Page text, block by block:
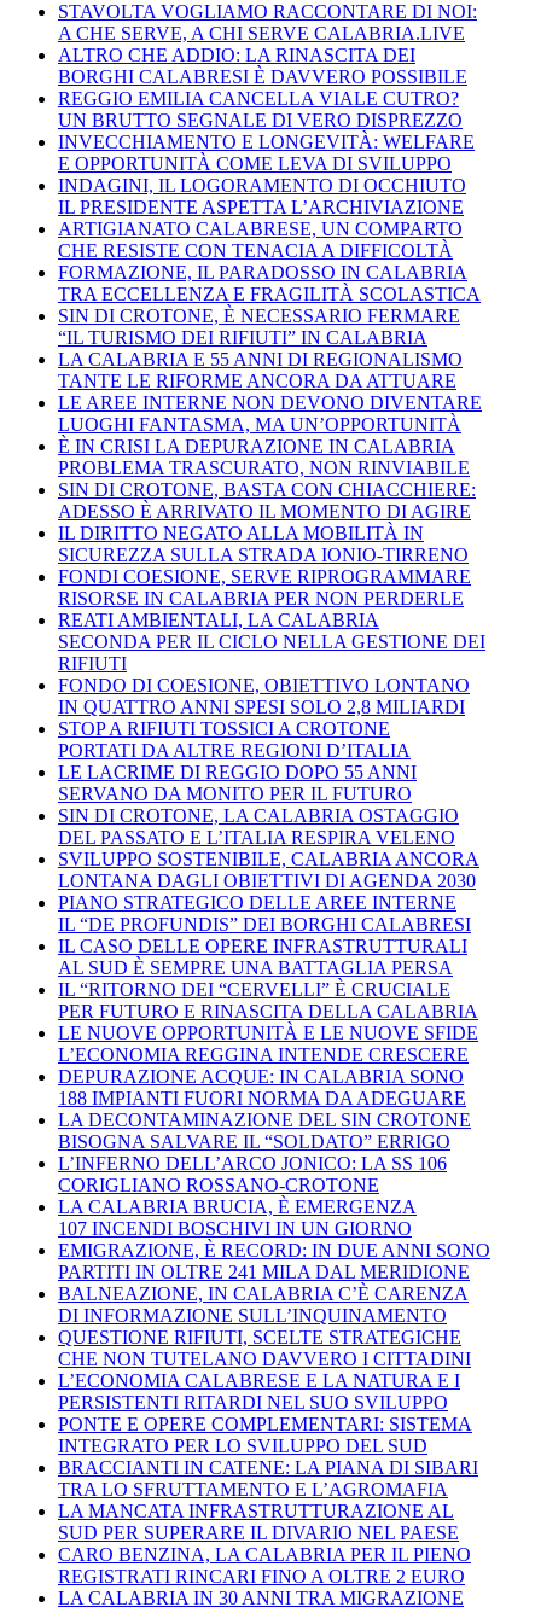
STAVOLTA VOGLIAMO RACCONTARE DI NOI:
A CHE SERVE, A CHI SERVE CALABRIA.LIVE
ALTRO CHE ADDIO: LA RINASCITA DEI
BORGHI CALABRESI È DAVVERO POSSIBILE
REGGIO EMILIA CANCELLA VIALE CUTRO?
UN BRUTTO SEGNALE DI VERO DISPREZZO
INVECCHIAMENTO E LONGEVITÀ: WELFARE
E OPPORTUNITÀ COME LEVA DI SVILUPPO
INDAGINI, IL LOGORAMENTO DI OCCHIUTO
IL PRESIDENTE ASPETTA L’ARCHIVIAZIONE
ARTIGIANATO CALABRESE, UN COMPARTO
CHE RESISTE CON TENACIA A DIFFICOLTÀ
FORMAZIONE, IL PARADOSSO IN CALABRIA
TRA ECCELLENZA E FRAGILITÀ SCOLASTICA
SIN DI CROTONE, È NECESSARIO FERMARE
“IL TURISMO DEI RIFIUTI” IN CALABRIA
LA CALABRIA E 55 ANNI DI REGIONALISMO
TANTE LE RIFORME ANCORA DA ATTUARE
LE AREE INTERNE NON DEVONO DIVENTARE
LUOGHI FANTASMA, MA UN’OPPORTUNITÀ
È IN CRISI LA DEPURAZIONE IN CALABRIA
PROBLEMA TRASCURATO, NON RINVIABILE
SIN DI CROTONE, BASTA CON CHIACCHIERE:
ADESSO È ARRIVATO IL MOMENTO DI AGIRE
IL DIRITTO NEGATO ALLA MOBILITÀ IN
SICUREZZA SULLA STRADA IONIO-TIRRENO
FONDI COESIONE, SERVE RIPROGRAMMARE
RISORSE IN CALABRIA PER NON PERDERLE
REATI AMBIENTALI, LA CALABRIA
SECONDA PER IL CICLO NELLA GESTIONE DEI
RIFIUTI
FONDO DI COESIONE, OBIETTIVO LONTANO
IN QUATTRO ANNI SPESI SOLO 2,8 MILIARDI
STOP A RIFIUTI TOSSICI A CROTONE
PORTATI DA ALTRE REGIONI D’ITALIA
LE LACRIME DI REGGIO DOPO 55 ANNI
SERVANO DA MONITO PER IL FUTURO
SIN DI CROTONE, LA CALABRIA OSTAGGIO
DEL PASSATO E L’ITALIA RESPIRA VELENO
SVILUPPO SOSTENIBILE, CALABRIA ANCORA
LONTANA DAGLI OBIETTIVI DI AGENDA 2030
PIANO STRATEGICO DELLE AREE INTERNE
IL “DE PROFUNDIS” DEI BORGHI CALABRESI
IL CASO DELLE OPERE INFRASTRUTTURALI
AL SUD È SEMPRE UNA BATTAGLIA PERSA
IL “RITORNO DEI “CERVELLI” È CRUCIALE
PER FUTURO E RINASCITA DELLA CALABRIA
LE NUOVE OPPORTUNITÀ E LE NUOVE SFIDE
L’ECONOMIA REGGINA INTENDE CRESCERE
DEPURAZIONE ACQUE: IN CALABRIA SONO
188 IMPIANTI FUORI NORMA DA ADEGUARE
LA DECONTAMINAZIONE DEL SIN CROTONE
BISOGNA SALVARE IL “SOLDATO” ERRIGO
L’INFERNO DELL’ARCO JONICO: LA SS 106
CORIGLIANO ROSSANO-CROTONE
LA CALABRIA BRUCIA, È EMERGENZA
107 INCENDI BOSCHIVI IN UN GIORNO
EMIGRAZIONE, È RECORD: IN DUE ANNI SONO
PARTITI IN OLTRE 241 MILA DAL MERIDIONE
BALNEAZIONE, IN CALABRIA C’È CARENZA
DI INFORMAZIONE SULL’INQUINAMENTO
QUESTIONE RIFIUTI, SCELTE STRATEGICHE
CHE NON TUTELANO DAVVERO I CITTADINI
L’ECONOMIA CALABRESE E LA NATURA E I
PERSISTENTI RITARDI NEL SUO SVILUPPO
PONTE E OPERE COMPLEMENTARI: SISTEMA
INTEGRATO PER LO SVILUPPO DEL SUD
BRACCIANTI IN CATENE: LA PIANA DI SIBARI
TRA LO SFRUTTAMENTO E L’AGROMAFIA
LA MANCATA INFRASTRUTTURAZIONE AL
SUD PER SUPERARE IL DIVARIO NEL PAESE
CARO BENZINA, LA CALABRIA PER IL PIENO
REGISTRATI RINCARI FINO A OLTRE 2 EURO
LA CALABRIA IN 30 ANNI TRA MIGRAZIONE